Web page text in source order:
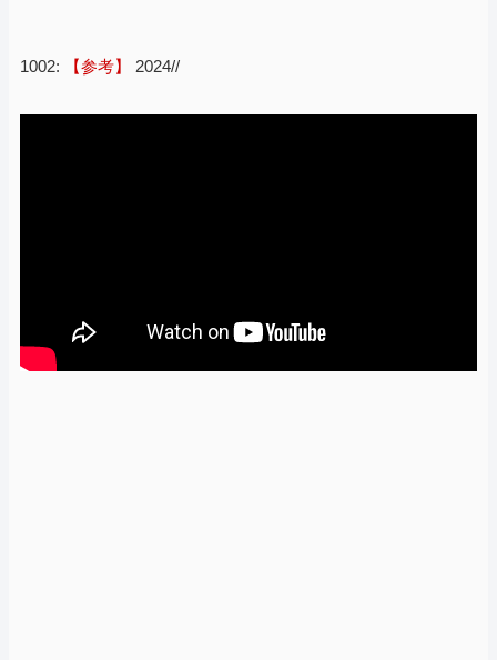
1002: 【参考】 2024//